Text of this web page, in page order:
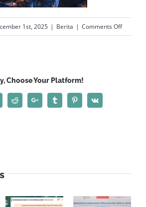
1st, 2025 | Berita | Comments Offon
HUT
Bangun
Choose Your Platform!
Reddit Google+ Tumblr PinterestVk